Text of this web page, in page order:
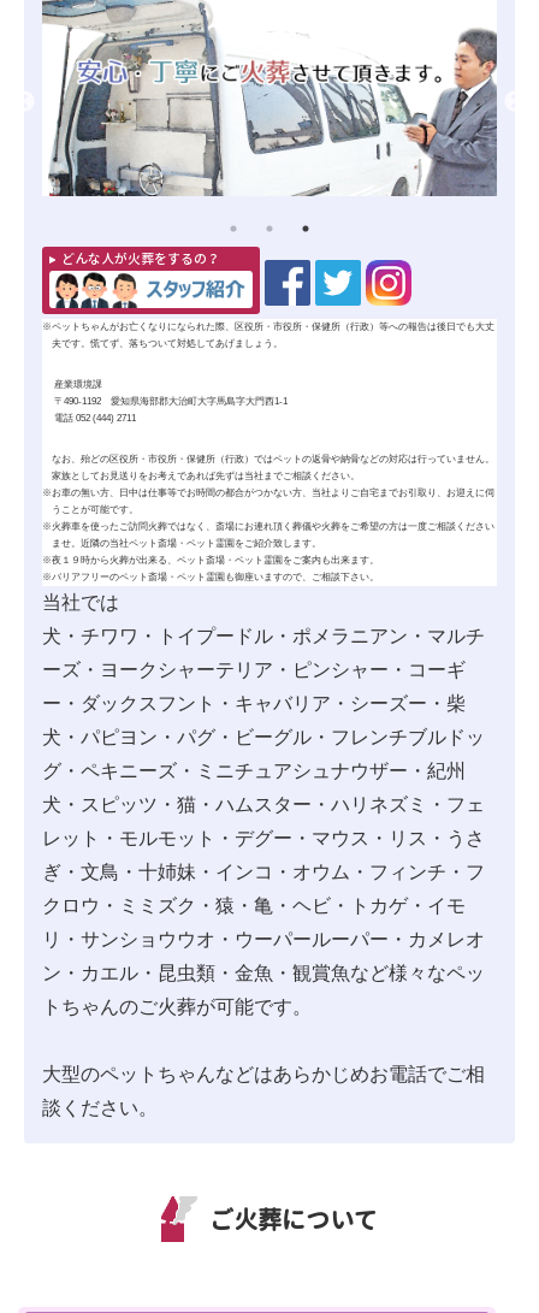
どんな人が火葬をするの？
※ペットちゃんがお亡くなりになられた際、区役所・市役所・保健所（行政）等への報告は後日でも大丈
夫です。慌てず、落ちついて対処してあげましょう。
産業環境課
〒490-1192 愛知県海部郡大治町大字馬島字大門西1-1
電話 052 (444) 2711
なお、殆どの区役所・市役所・保健所（行政）ではペットの返骨や納骨などの対応は行っていません。
家族としてお見送りをお考えであれば先ずは当社までご相談ください。
※お車の無い方、日中は仕事等でお時間の都合がつかない方、当社よりご自宅までお引取り、お迎えに伺
うことが可能です。
※ 火葬車を使ったご訪問火葬ではなく、斎場にお連れ頂く葬儀や火葬をご希望の方は一度ご相談ください
ませ。近隣の当社ペット斎場・ペット霊園をご紹介致します。
※夜１９時から火葬が出来る、ペット斎場・ペット霊園をご案内も出来ます。
※バリアフリーのペット斎場・ペット霊園も御座いますので、ご相談下さい。
当社では
犬・チワワ・トイプードル・ポメラニアン・マルチ
ーズ・ヨークシャーテリア・ピンシャー・コーギ
ー・ダックスフント・キャバリア・シーズー・柴
犬・パピヨン・パグ・ビーグル・フレンチブルドッ
グ・ペキニーズ・ミニチュアシュナウザー・紀州
犬・スピッツ・猫・ハムスター・ハリネズミ・フェ
レット・モルモット・デグー・マウス・リス・うさ
ぎ・文鳥・十姉妹・インコ・オウム・フィンチ・フ
クロウ・ミミズク・猿・亀・ヘビ・トカゲ・イモ
リ・サンショウウオ・ウーパールーパー・カメレオ
ン・カエル・昆虫類・金魚・観賞魚など様々なペッ
トちゃんのご火葬が可能です。
大型のペットちゃんなどはあらかじめお電話でご相
談ください。
ご火葬について